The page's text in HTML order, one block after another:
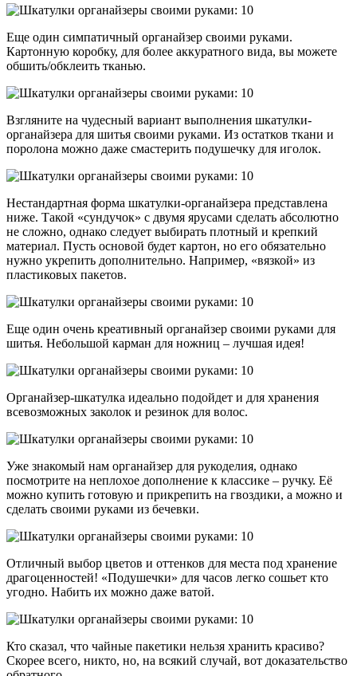
Еще один симпатичный органайзер своими руками.
Картонную коробку, для более аккуратного вида, вы можете
обшить/обклеить тканью.
Взгляните на чудесный вариант выполнения шкатулки-
органайзера для шитья своими руками. Из остатков ткани и
поролона можно даже смастерить подушечку для иголок.
Нестандартная форма шкатулки-органайзера представлена
ниже. Такой «сундучок» с двумя ярусами сделать абсолютно
не сложно, однако следует выбирать плотный и крепкий
материал. Пусть основой будет картон, но его обязательно
нужно укрепить дополнительно. Например, «вязкой» из
пластиковых пакетов.
Еще один очень креативный органайзер своими руками для
шитья. Небольшой карман для ножниц – лучшая идея!
Органайзер-шкатулка идеально подойдет и для хранения
всевозможных заколок и резинок для волос.
Уже знакомый нам органайзер для рукоделия, однако
посмотрите на неплохое дополнение к классике – ручку. Её
можно купить готовую и прикрепить на гвоздики, а можно и
сделать своими руками из бечевки.
Отличный выбор цветов и оттенков для места под хранение
драгоценностей! «Подушечки» для часов легко сошьет кто
угодно. Набить их можно даже ватой.
Кто сказал, что чайные пакетики нельзя хранить красиво?
Скорее всего, никто, но, на всякий случай, вот доказательство